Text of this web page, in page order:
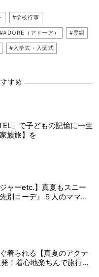
#学校行事
#ADORE（アドーア） #黒紺
#入学式・入園式
すめ
」で子どもの記憶に一生
族旅】を
ジャーetc.】真夏もスニー
別コーデ』５人のママス
伝！
着られる【真夏のアクテ
！着心地楽ちんで旅行・